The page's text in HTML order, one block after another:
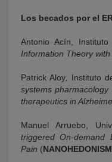
Los becados por el
Antonio Acín,
Information Theory
Patrick Aloy, Instituto
systems
therapeutics in
Manuel Arruebo,
triggered On-demand
Pain (NANOHEDONISM